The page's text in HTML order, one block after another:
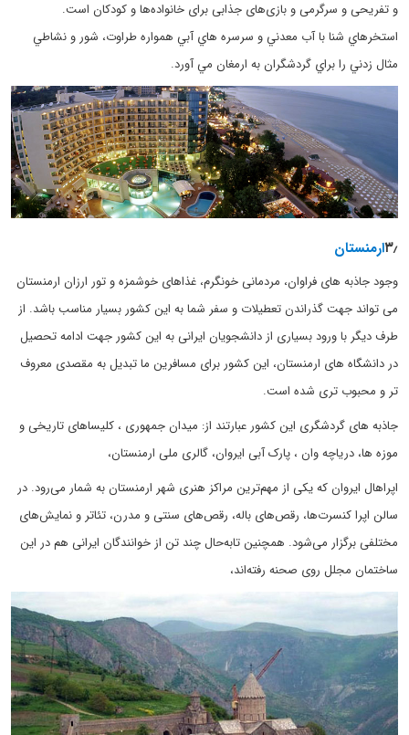
و تفریحی و سرگرمی و بازی‌های جذابی برای خانواده‌ها و کودکان است.
استخرهاي شنا با آب معدني و سرسره هاي آبي همواره طراوت، شور و نشاطي
مثال زدني را براي گردشگران به ارمغان مي آورد.
۳٫ارمنستان
وجود جاذبه های فراوان، مردمانی خونگرم، غذاهای خوشمزه و تور ارزان ارمنستان
می تواند جهت گذراندن تعطیلات و سفر شما به این کشور بسیار مناسب باشد. از
طرف دیگر با ورود بسیاری از دانشجویان ایرانی به این کشور جهت ادامه تحصیل
در دانشگاه های ارمنستان، این کشور برای مسافرین ما تبدیل به مقصدی معروف
تر و محبوب تری شده است.
جاذبه های گردشگری این کشور عبارتند از: میدان جمهوری ، کلیساهای تاریخی و
موزه ها، دریاچه وان ، پارک آبی ایروان، گالری ملی ارمنستان،
اپراهال ایروان که یکی از مهم‌ترین مراکز هنری شهر ارمنستان به شمار می‌رود. در
سالن اپرا کنسرت‌ها، رقص‌های باله، رقص‌های سنتی و مدرن، تئاتر و نمایش‌های
مختلفی برگزار می‌شود. همچنین تابه‌حال چند تن از خوانندگان ایرانی هم در این
ساختمان مجلل روی صحنه رفته‌اند،